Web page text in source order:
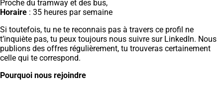
Proche du tramway et des bus,
Horaire : 35 heures par semaine
Si toutefois, tu ne te reconnais pas à travers ce profil ne
t’inquiète pas, tu peux toujours nous suivre sur LinkedIn. Nous
publions des offres régulièrement, tu trouveras certainement
celle qui te correspond.
Pourquoi nous rejoindre